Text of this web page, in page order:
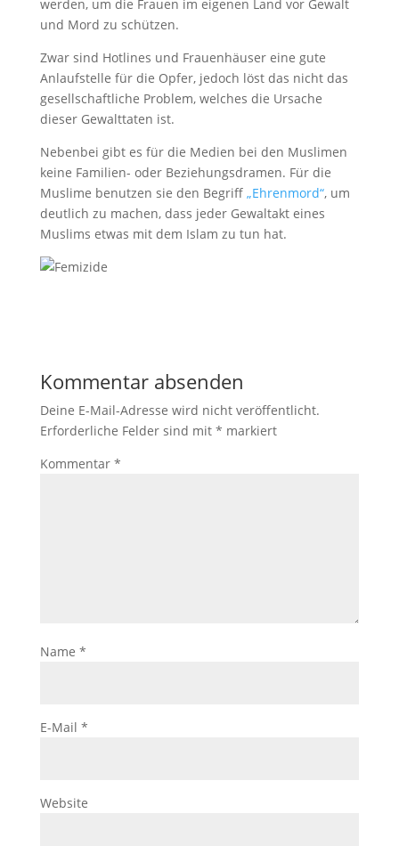
werden, um die Frauen im eigenen Land vor Gewalt
und Mord zu schützen.
Zwar sind Hotlines und Frauenhäuser eine gute
Anlaufstelle für die Opfer, jedoch löst das nicht das
gesellschaftliche Problem, welches die Ursache
dieser Gewalttaten ist.
Nebenbei gibt es für die Medien bei den Muslimen
keine Familien- oder Beziehungsdramen. Für die
Muslime benutzen sie den Begriff „Ehrenmord“, um
deutlich zu machen, dass jeder Gewaltakt eines
Muslims etwas mit dem Islam zu tun hat.
Kommentar absenden
Deine E-Mail-Adresse wird nicht veröffentlicht.
Erforderliche Felder sind mit * markiert
Kommentar *
Name *
E-Mail *
Website